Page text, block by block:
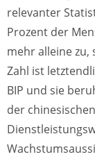
relevanter
Prozent der
mehr alleine zu,
Zahl ist
BIP und sie
der